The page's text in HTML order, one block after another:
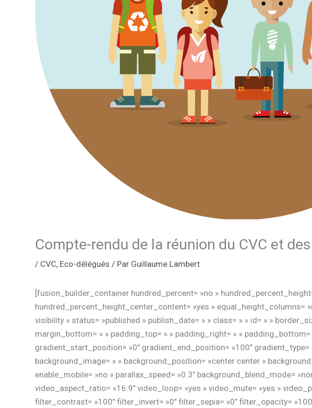
Compte-rendu de la réunion du CVC et
/ CVC, Eco-délégués / Par Guillaume Lambert
[fusion_builder_container hundred_percent= »no »
hundred_percent_height_center_content= »yes » equal_height_columns=
visibility » status= »published » publish_date= » » class= » » id= » »
margin_bottom= » » padding_top= » » padding_right= » »
gradient_start_position= »0″ gradient_end_position= »100″
background_image= » » background_position= »center center »
enable_mobile= »no » parallax_speed= »0.3″ background_blend_mode=
video_aspect_ratio= »16:9″ video_loop= »yes » video_mute= »yes »
filter_contrast= »100″ filter_invert= »0″ filter_sepia= »0″ filter_opacity=